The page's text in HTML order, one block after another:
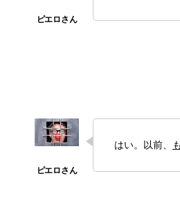
はい。以前、